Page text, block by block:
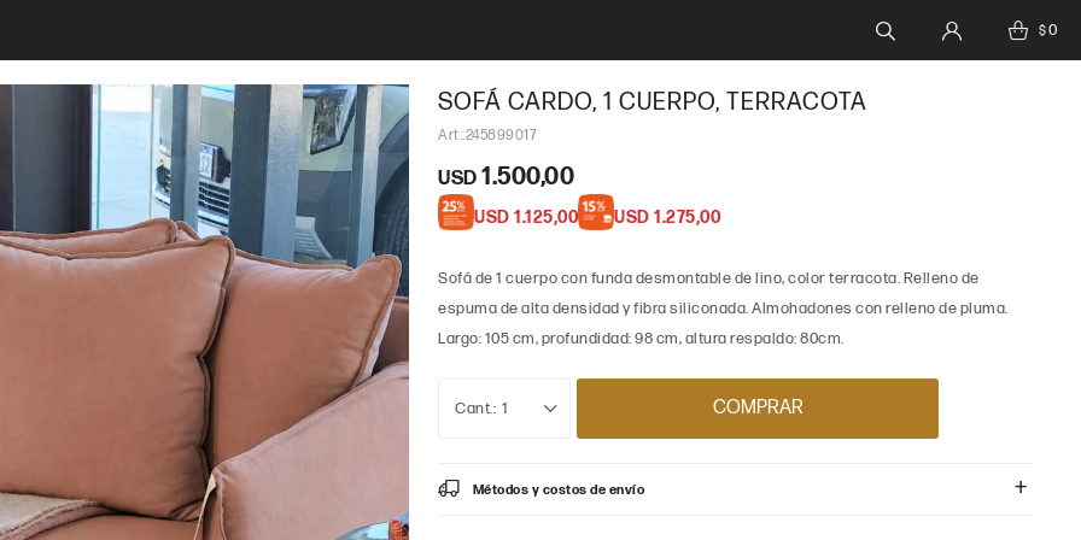
$0
SOFÁ CARDO, 1 CUERPO, TERRACOTA
245899017
USD 1.500,00
USD 1.125,00 USD 1.275,00
Sofá de 1 cuerpo con funda desmontable de lino, color terracota. Relleno de
espuma de alta densidad y fibra siliconada. Almohadones con relleno de pluma.
Largo: 105 cm, profundidad: 98 cm, altura respaldo: 80cm.
1 COMPRAR
Métodos y costos de envío